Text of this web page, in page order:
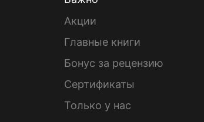
Акции
Главные книги
Бонус за рецензию
Сертификаты
Только у нас